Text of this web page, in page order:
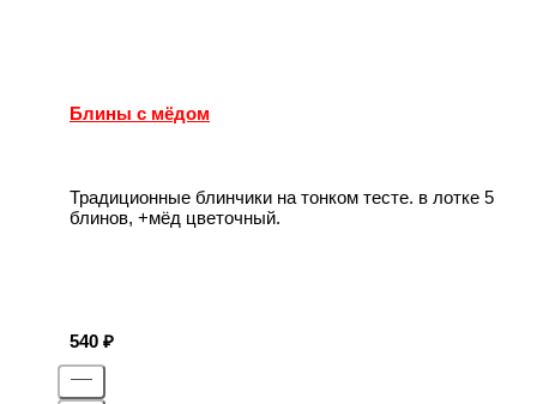
Блины с мёдом
Традиционные блинчики на тонком тесте. в лотке 5
блинов, +мёд цветочный.
540